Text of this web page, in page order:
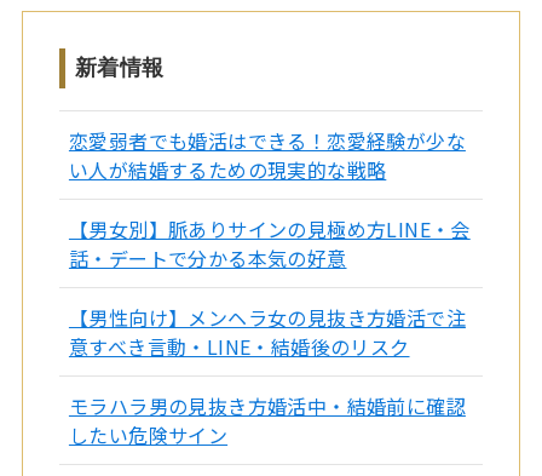
新着情報
恋愛弱者でも婚活はできる！恋愛経験が少な
い人が結婚するための現実的な戦略
【男女別】脈ありサインの見極め方LINE・会
話・デートで分かる本気の好意
【男性向け】メンヘラ女の見抜き方婚活で注
意すべき言動・LINE・結婚後のリスク
モラハラ男の見抜き方婚活中・結婚前に確認
したい危険サイン